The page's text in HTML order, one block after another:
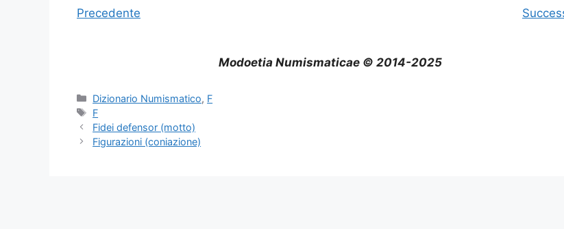
Precedente
Modoetia Numismaticae © 2014-2025
Categorie
Dizionario Numismatico, F
Tag
F
Fidei defensor (motto)
Figurazioni (coniazione)